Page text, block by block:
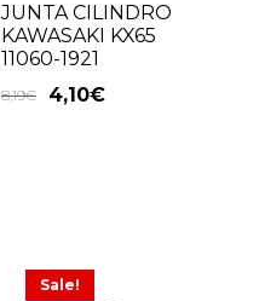
JUNTA CILINDRO
KAWASAKI KX65
11060-1921
8,19€ 4,10€
Sale!